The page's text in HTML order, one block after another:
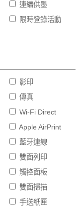
連續供墨
限時登錄活動
影印
傳真
Wi-Fi Direct
Apple AirPrint
藍牙連線
雙面列印
觸控面板
雙面掃描
手送紙匣